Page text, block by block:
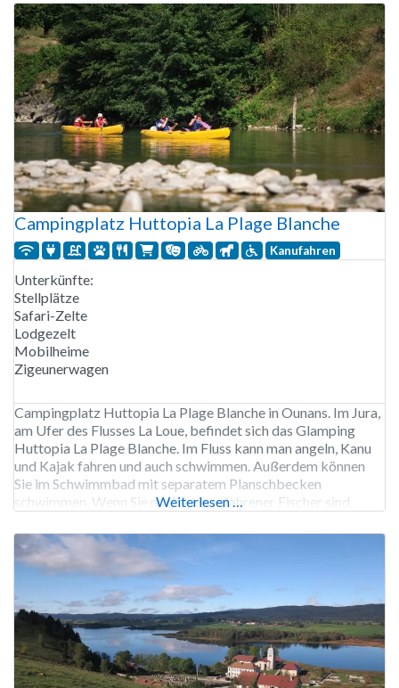
Campingplatz Huttopia La Plage Blanche
Kanufahren
Unterkünfte:
Stellplätze
Safari-Zelte
Lodgezelt
Mobilheime
Zigeunerwagen
Campingplatz Huttopia La Plage Blanche in Ounans. Im Jura,
am Ufer des Flusses La Loue, befindet sich das Glamping
Huttopia La Plage Blanche. Im Fluss kann man angeln, Kanu
und Kajak fahren und auch schwimmen. Außerdem können
Sie im Schwimmbad mit separatem Planschbecken
schwimmen. Wenn Sie noch kein erfahrener Fischer sind,
Weiterlesen …